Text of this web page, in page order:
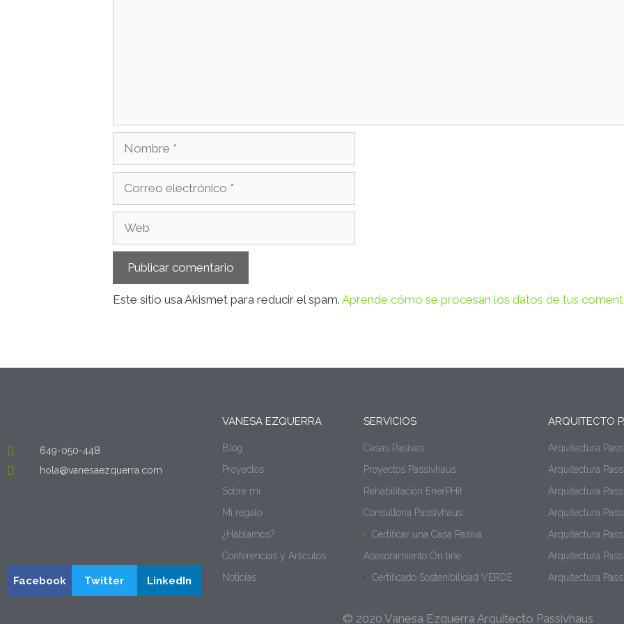
Este sitio usa Akismet para reducir el spam. Aprende cómo se procesan los datos de tus
649-050-448
hola@vanesaezquerra.com
Facebook Twitter LinkedIn
VANESA EZQUERRA
Blog
Proyectos
Sobre mí
Mi regalo
¿Hablamos?
Conferencias y Artículos
Noticias
SERVICIOS
Casas Pasivas
Proyectos Passivhaus
Rehabilitación EnerPHit
Consultoría Passivhaus
Certificar una Casa Pasiva
Asesoramiento On line
Certificado Sostenibilidad VERDE
ARQUITECTO
Arquitectura
Arquitectura
Arquitectura
Arquitectura
Arquitectura
Arquitectura
Arquitectura
© 2020 Vanesa Ezquerra Arquitecto Passivhaus